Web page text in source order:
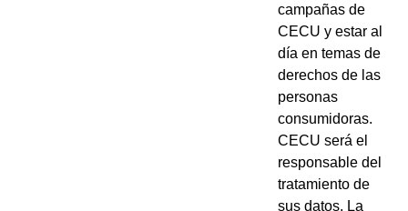
campañas de
CECU y estar al
día en temas de
derechos de las
personas
consumidoras.
CECU será el
responsable del
tratamiento de
sus datos. La